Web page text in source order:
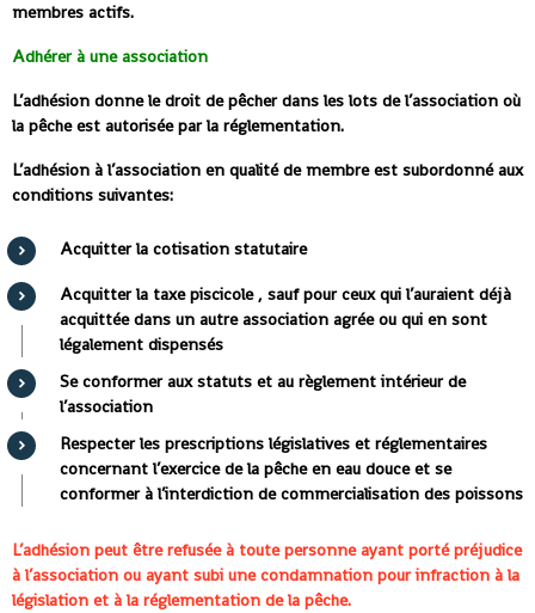
membres actifs.
Adhérer à une association
L’adhésion donne le droit de pêcher dans les lots de l’association où
la pêche est autorisée par la réglementation.
L’adhésion à l’association en qualité de membre est subordonné aux
conditions suivantes:
Acquitter la cotisation statutaire
Acquitter la taxe piscicole , sauf pour ceux qui l’auraient déjà
acquittée dans un autre association agrée ou qui en sont
légalement dispensés
Se conformer aux statuts et au règlement intérieur de
l’association
Respecter les prescriptions législatives et réglementaires
concernant l’exercice de la pêche en eau douce et se
conformer à l’interdiction de commercialisation des poissons
L’adhésion peut être refusée à toute personne ayant porté préjudice
à l’association ou ayant subi une condamnation pour infraction à la
législation et à la réglementation de la pêche.